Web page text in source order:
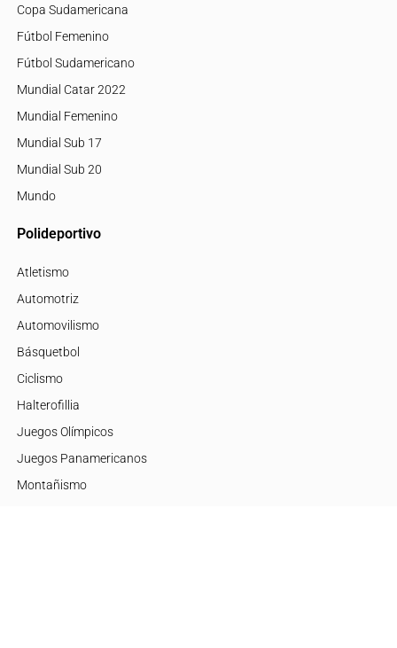
Copa Sudamericana
Fútbol Femenino
Fútbol Sudamericano
Mundial Catar 2022
Mundial Femenino
Mundial Sub 17
Mundial Sub 20
Mundo
Polideportivo
Atletismo
Automotriz
Automovilismo
Básquetbol
Ciclismo
Halterofillia
Juegos Olímpicos
Juegos Panamericanos
Montañismo